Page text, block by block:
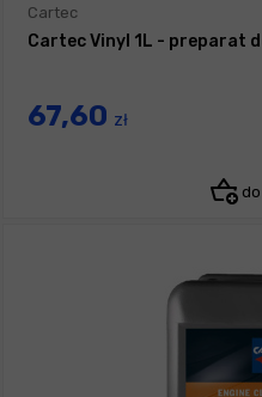
Cartec
Cartec Vinyl 1L - preparat
67,60 zł